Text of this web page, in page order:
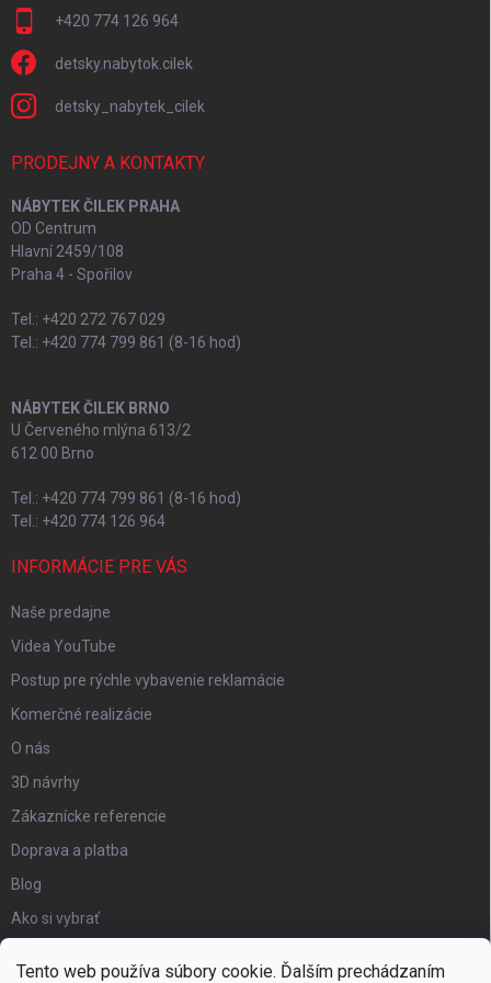
Tento web používa súbory cookie. Ďalším prechádzaním
+420 774 126 964
detsky.nabytok.cilek
detsky_nabytek_cilek
PRODEJNY A KONTAKTY
NÁBYTEK ČILEK PRAHA
OD Centrum
Hlavní 2459/108
Praha 4 - Spořilov
Tel.: +420 272 767 029
Tel.: +420 774 799 861 (8-16 hod)
NÁBYTEK ČILEK BRNO
U Červeného mlýna 613/2
612 00 Brno
Tel.: +420 774 799 861 (8-16 hod)
Tel.: +420 774 126 964
INFORMÁCIE PRE VÁS
Naše predajne
Videa YouTube
Postup pre rýchle vybavenie reklamácie
Komerčné realizácie
O nás
3D návrhy
Zákaznícke referencie
Doprava a platba
Blog
Ako si vybrať